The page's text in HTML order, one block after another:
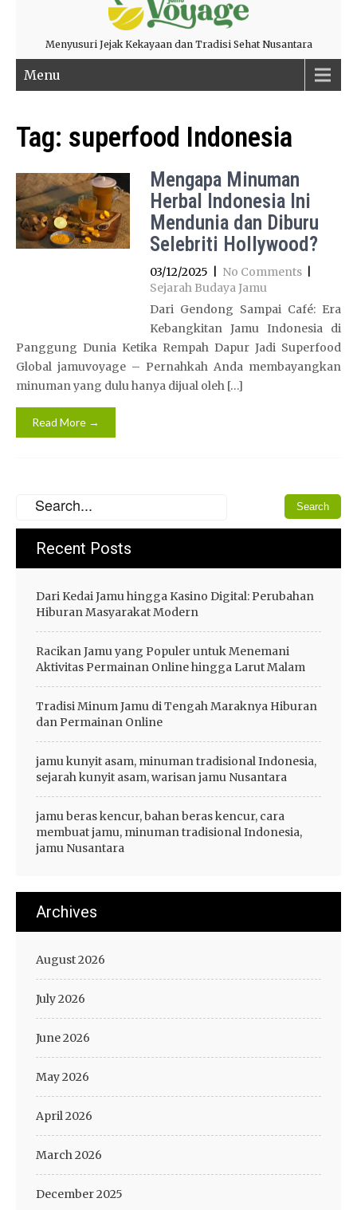
Menyusuri Jejak Kekayaan dan Tradisi Sehat Nusantara
Menu
Tag: superfood Indonesia
Mengapa Minuman
Herbal Indonesia Ini
Mendunia dan Diburu
Selebriti Hollywood?
03/12/2025 No Comments
Sejarah Budaya Jamu
Dari Gendong Sampai Café: Era
Kebangkitan Jamu Indonesia di
Panggung Dunia Ketika Rempah Dapur Jadi Superfood
Global jamuvoyage – Pernahkah Anda membayangkan
minuman yang dulu hanya dijual oleh […]
Read More →
Recent Posts
Dari Kedai Jamu hingga Kasino Digital: Perubahan
Hiburan Masyarakat Modern
Racikan Jamu yang Populer untuk Menemani
Aktivitas Permainan Online hingga Larut Malam
Tradisi Minum Jamu di Tengah Maraknya Hiburan
dan Permainan Online
jamu kunyit asam, minuman tradisional Indonesia,
sejarah kunyit asam, warisan jamu Nusantara
jamu beras kencur, bahan beras kencur, cara
membuat jamu, minuman tradisional Indonesia,
jamu Nusantara
Archives
August 2026
July 2026
June 2026
May 2026
April 2026
March 2026
December 2025